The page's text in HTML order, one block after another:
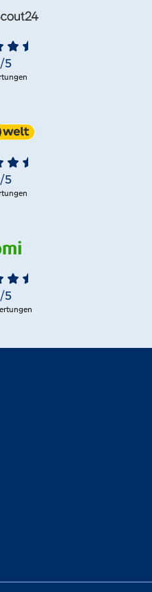
ist
Städtchen mit
Gestaltungswille und
städtische Leben, etwa
zur Gestaltung des
hervorragende
Rohrmeisterei,
mit dem Klick die Seiten
Wir haben keinen
/5
/5
/5